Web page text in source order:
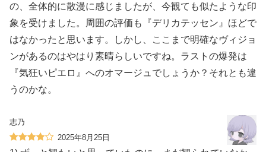
の、全体的に散漫に感じましたが、今観ても似たような印
象を受けました。周囲の評価も『デリカテッセン』ほどで
はなかったと思います。しかし、ここまで明確なヴィジョ
ンがあるのはやはり素晴らしいですね。ラストの爆発は
『気狂いピエロ』へのオマージュでしょうか？それとも違
うのかな。
志乃
2025年8月25日